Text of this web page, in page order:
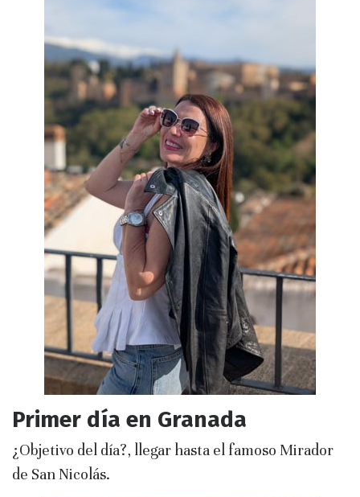
Primer día en Granada
¿Objetivo del día?, llegar hasta el famoso Mirador
de San Nicolás.